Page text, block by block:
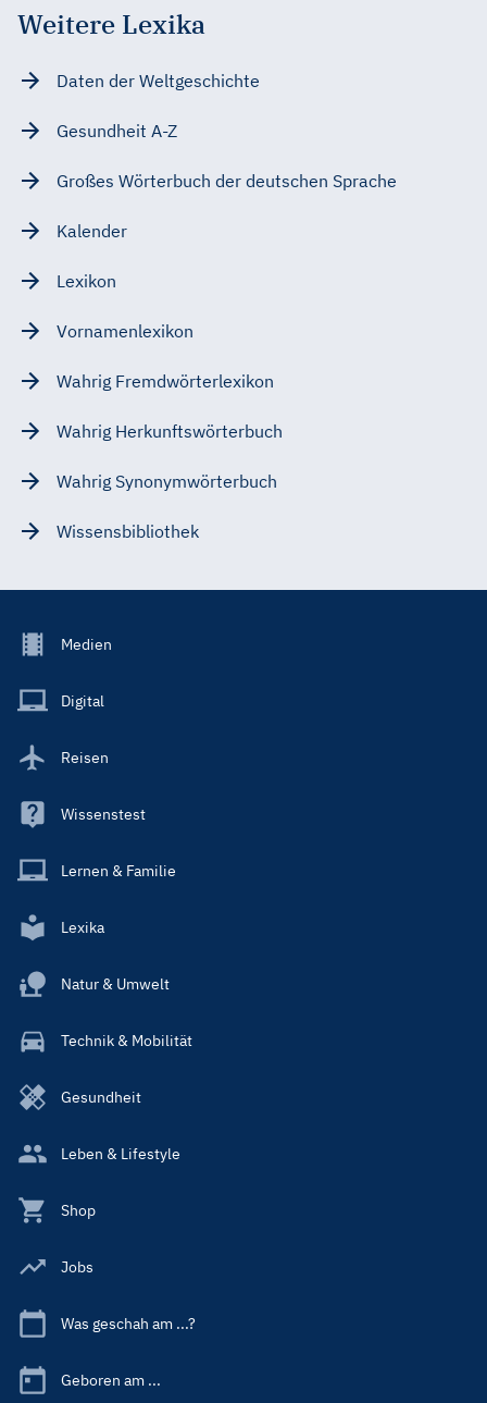
Weitere Lexika
Daten der Weltgeschichte
Gesundheit A-Z
Großes Wörterbuch der deutschen Sprache
Kalender
Lexikon
Vornamenlexikon
Wahrig Fremdwörterlexikon
Wahrig Herkunftswörterbuch
Wahrig Synonymwörterbuch
Wissensbibliothek
Footer
Main
Medien
Digital
Reisen
Wissenstest
Lernen & Familie
Lexika
Natur & Umwelt
Technik & Mobilität
Gesundheit
Leben & Lifestyle
Shop
Jobs
Was geschah am ...?
Geboren am ...